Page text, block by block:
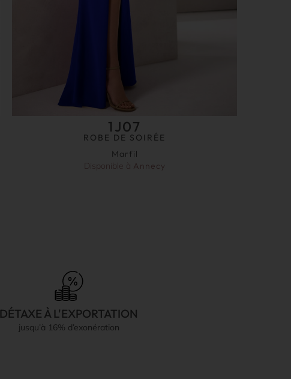
1J07
ROBE DE SOIRÉE
Marfil
Disponible à Annecy
DÉTAXE À L'EXPORTATION
jusqu’à 16% d’exonération